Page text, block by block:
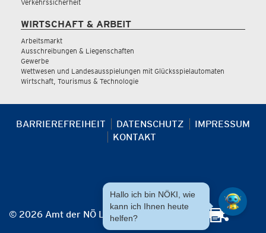
Verkehrssicherheit
WIRTSCHAFT & ARBEIT
Arbeitsmarkt
Ausschreibungen & Liegenschaften
Gewerbe
Wettwesen und Landesausspielungen mit Glücksspielautomaten
Wirtschaft, Tourismus & Technologie
BARRIEREFREIHEIT DATENSCHUTZ
IMPRESSUM
KONTAKT
© 2026 Amt der NÖ Landesregierung
Hallo ich bin NÖKI, wie
kann ich Ihnen heute
helfen?